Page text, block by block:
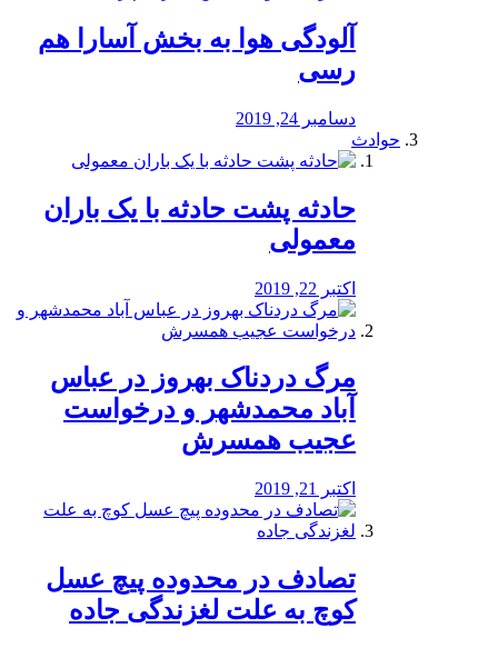
آلودگی هوا به بخش آسارا هم
رسی
دسامبر 24, 2019
حوادث
️حادثه پشت حادثه با یک باران
معمولی
اکتبر 22, 2019
مرگ دردناک بهروز در عباس
آباد محمدشهر و درخواست
عجیب همسرش
اکتبر 21, 2019
تصادف در محدوده پیچ عسل
کوچ به علت لغزندگی جاده